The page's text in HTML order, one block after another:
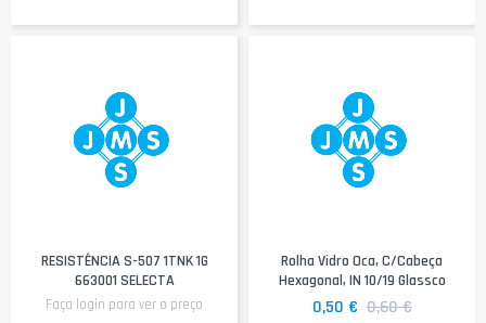
RESISTÊNCIA S-507 1TNK 1G
663001 SELECTA
Faça login para ver o preço
Rolha Vidro Oca, C/cabeça
Hexagonal, IN 10/19 Glassco
0,50 € 0,60 €